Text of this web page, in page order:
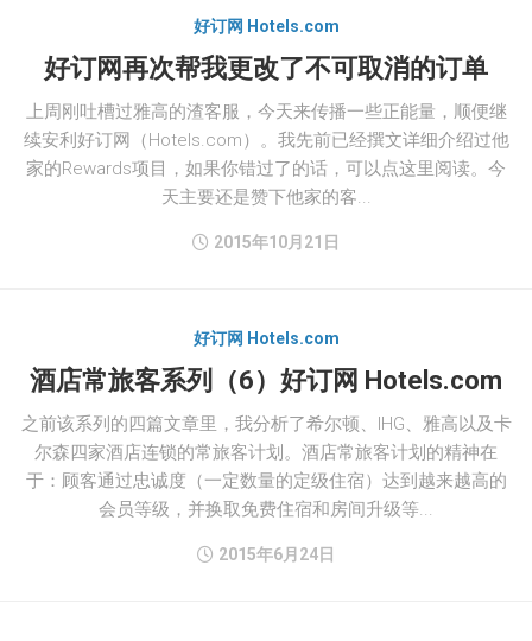
好订网 Hotels.com
好订网再次帮我更改了不可取消的订单
上周刚吐槽过雅高的渣客服，今天来传播一些正能量，顺便继
续安利好订网（Hotels.com）。我先前已经撰文详细介绍过他
家的Rewards项目，如果你错过了的话，可以点这里阅读。今
天主要还是赞下他家的客...
2015年10月21日
好订网 Hotels.com
酒店常旅客系列（6）好订网 Hotels.com
之前该系列的四篇文章里，我分析了希尔顿、IHG、雅高以及卡
尔森四家酒店连锁的常旅客计划。酒店常旅客计划的精神在
于：顾客通过忠诚度（一定数量的定级住宿）达到越来越高的
会员等级，并换取免费住宿和房间升级等...
2015年6月24日